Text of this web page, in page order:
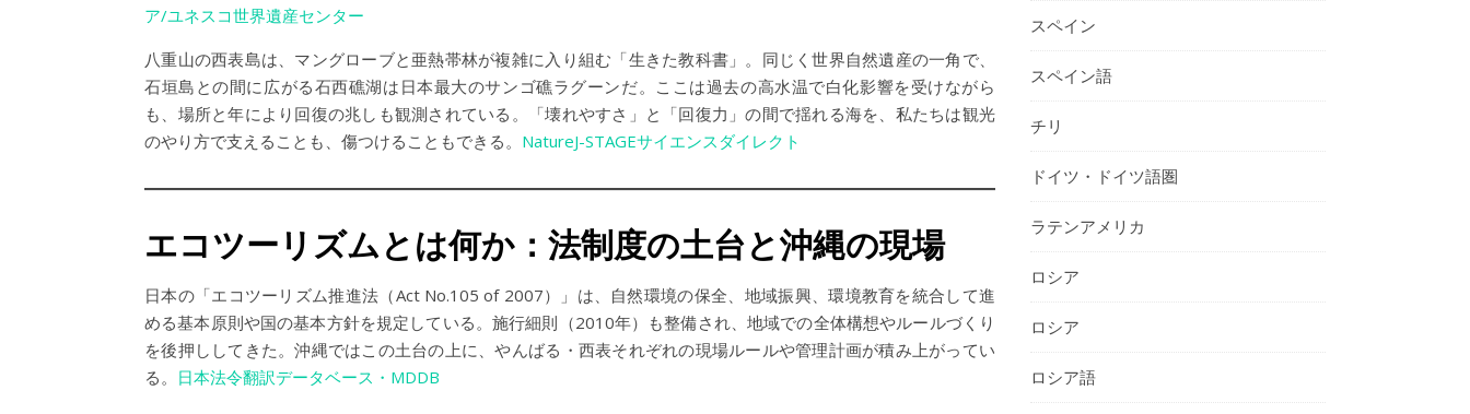
ア/ユネスコ世界遺産センター
八重山の西表島は、マングローブと亜熱帯林が複雑に入り組む「生きた教科書」。同じく世界自然遺産の一角で、
石垣島との間に広がる石西礁湖は日本最大のサンゴ礁ラグーンだ。ここは過去の高水温で白化影響を受けながら
も、場所と年により回復の兆しも観測されている。「壊れやすさ」と「回復力」の間で揺れる海を、私たちは観光
のやり方で支えることも、傷つけることもできる。 NatureJ-STAGEサイエンスダイレクト
エコツーリズムとは何か：法制度の土台と沖縄の現場
日本の「エコツーリズム推進法（Act No.105 of 2007）」は、自然環境の保全、地域振興、環境教育を統合して進
める基本原則や国の基本方針を規定している。施行細則（2010年）も整備され、地域での全体構想やルールづくり
を後押ししてきた。沖縄ではこの土台の上に、やんばる・西表それぞれの現場ルールや管理計画が積み上がってい
る。 日本法令翻訳データベース・MDDB
スペイン
スペイン語
チリ
ドイツ・ドイツ語圏
ラテンアメリカ
ロシア
ロシア
ロシア語